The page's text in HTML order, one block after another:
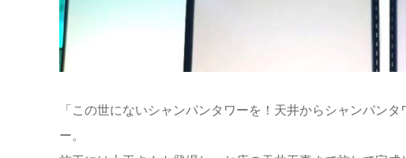
「この世にないシャンパンタワーを！天井からシャンパン
ー。